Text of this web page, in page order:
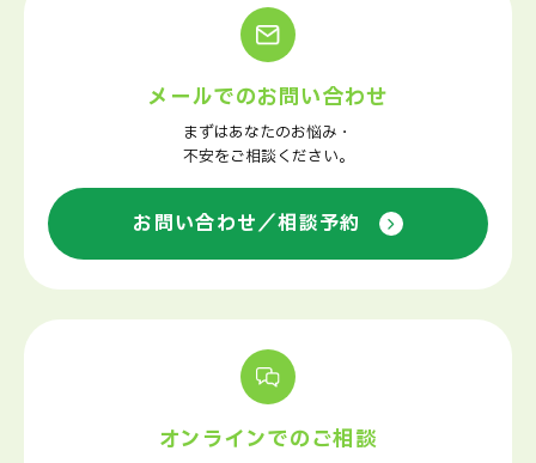
メールでのお問い合わせ
まずはあなたのお悩み・
不安をご相談ください。
お問い合わせ／相談予約
オンラインでのご相談